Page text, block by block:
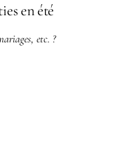
en été
etc. ?